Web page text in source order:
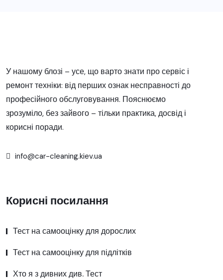
У нашому блозі – усе, що варто знати про сервіс і
ремонт техніки: від перших ознак несправності до
професійного обслуговування. Пояснюємо
зрозуміло, без зайвого – тільки практика, досвід і
корисні поради.
info@car-cleaning.kiev.ua
Корисні посилання
Тест на самооцінку для дорослих
Тест на самооцінку для підлітків
Хто я з дивних див. Тест